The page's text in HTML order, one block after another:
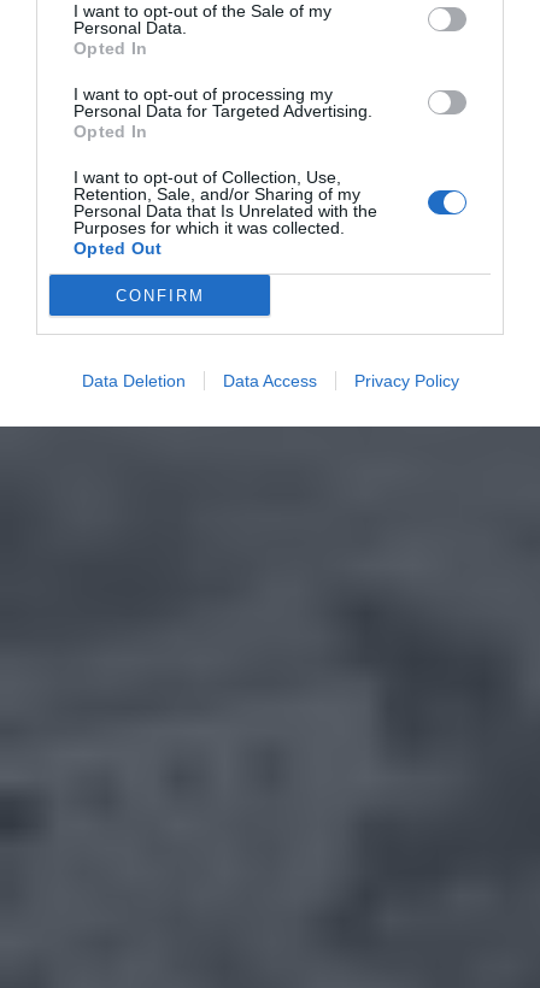
I want to opt-out of the Sale of my
Personal Data.
Opted In
I want to opt-out of processing my
Personal Data for Targeted Advertising.
Opted In
I want to opt-out of Collection, Use,
Retention, Sale, and/or Sharing of my
Personal Data that Is Unrelated with the
Purposes for which it was collected.
Opted Out
CONFIRM
Data Deletion Data Access Privacy Policy